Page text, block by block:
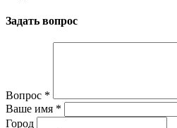
Задать вопрос
Вопрос *
Ваше имя *
Город